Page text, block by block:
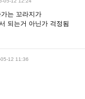
는 꼬라지가
되는거 아닌가 걱정됨
12 11:36